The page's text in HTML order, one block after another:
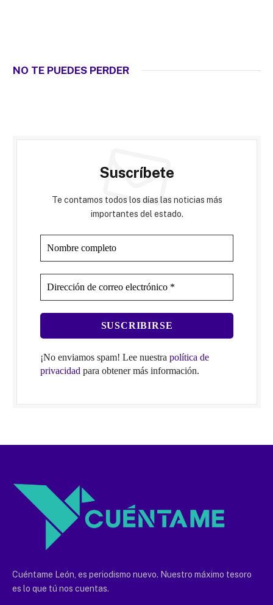
NO TE PUEDES PERDER
Suscríbete
Te contamos todos los días las noticias más
importantes del estado.
¡No enviamos spam! Lee nuestra política de
privacidad para obtener más información.
Cuéntame León, es periodismo nuevo. Nuestro máximo tesoro
es lo que tú nos cuentas.